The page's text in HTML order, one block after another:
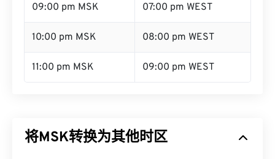
09:00 pm MSK 07:00 pm WEST
10:00 pm MSK 08:00 pm WEST
11:00 pm MSK 09:00 pm WEST
将MSK转换为其他时区